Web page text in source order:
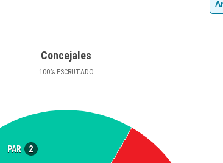
Concejales
100%ESCRUTADO
PAR 2